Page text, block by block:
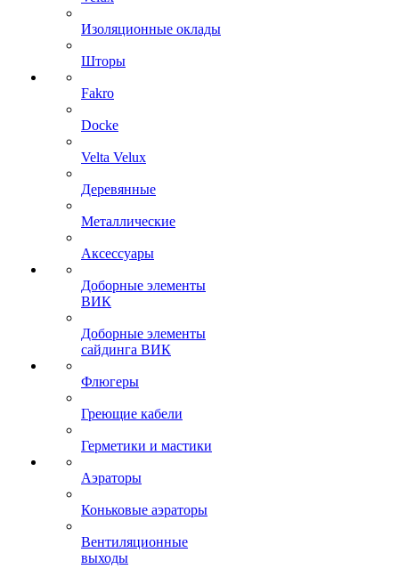
Изоляционные оклады
Шторы
Fakro
Docke
Velta Velux
Деревянные
Металлические
Аксессуары
Доборные элементы
ВИК
Доборные элементы
сайдинга ВИК
Флюгеры
Греющие кабели
Герметики и мастики
Аэраторы
Коньковые аэраторы
Вентиляционные
выходы